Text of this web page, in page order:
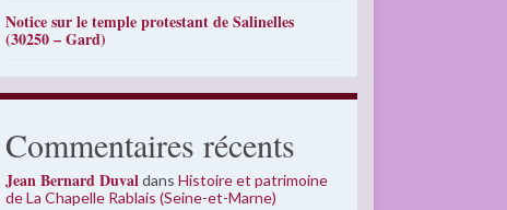
Notice sur le temple protestant de Salinelles
(30250 – Gard)
Commentaires récents
Jean Bernard DuvaldansHistoire et patrimoine
de La Chapelle Rablais (Seine-et-Marne)